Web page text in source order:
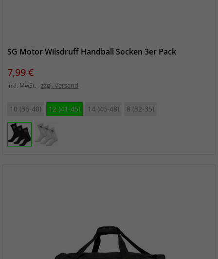
SG Motor Wilsdruff Handball Socken 3er Pack
Preis
7,99 €
inkl. MwSt. zzgl. Versand
10 (36-40) 12 (41-45) 14 (46-48) 8 (32-35)